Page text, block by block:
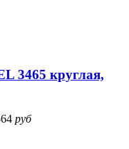
3465 круглая,
руб